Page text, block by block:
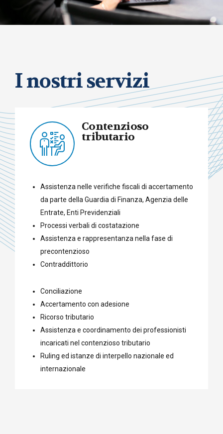
I nostri servizi
Contenzioso
tributario
Assistenza nelle verifiche fiscali di accertamento
da parte della Guardia di Finanza, Agenzia delle
Entrate, Enti Previdenziali
Processi verbali di costatazione
Assistenza e rappresentanza nella fase di
precontenzioso
Contraddittorio
Conciliazione
Accertamento con adesione
Ricorso tributario
Assistenza e coordinamento dei professionisti
incaricati nel contenzioso tributario
Ruling ed istanze di interpello nazionale ed
internazionale